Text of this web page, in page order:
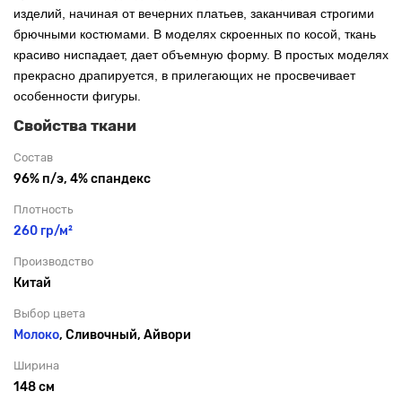
изделий, начиная от вечерних платьев, заканчивая строгими
брючными костюмами. В моделях скроенных по косой, ткань
красиво ниспадает, дает объемную форму. В простых моделях
прекрасно драпируется, в прилегающих не просвечивает
особенности фигуры.
Свойства ткани
Состав
96% п/э, 4% спандекс
Плотность
260 гр/м²
Производство
Китай
Выбор цвета
Молоко, Сливочный, Айвори
Ширина
148 см